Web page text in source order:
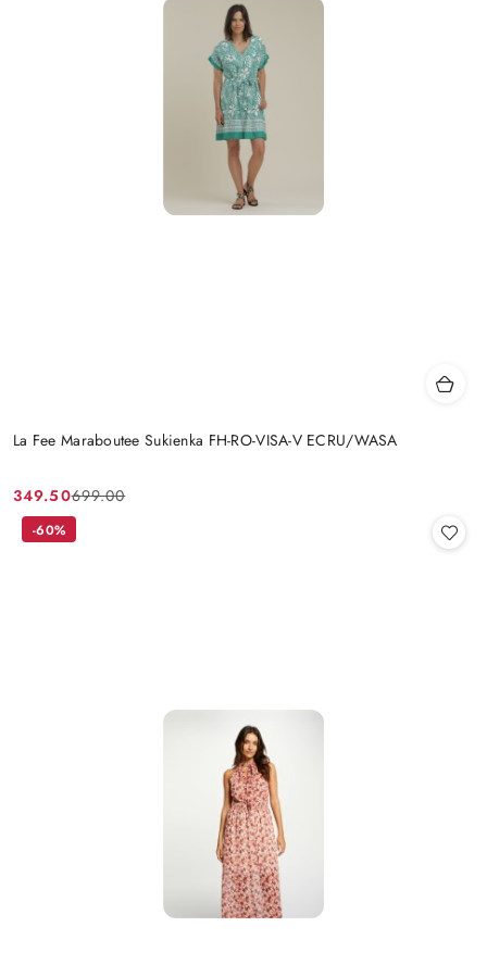
La Fee Maraboutee Sukienka FH-RO-VISA-V ECRU/WASA
Cena
promocyjna:
349.50
Cena
przed
699.00
-60%